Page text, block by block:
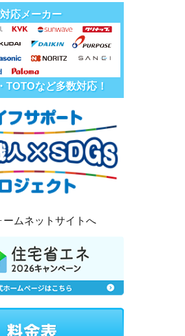
対応メーカー
TOTOなど多数対応！